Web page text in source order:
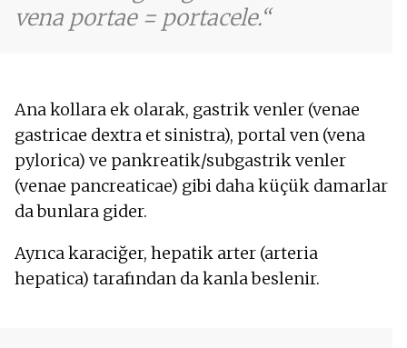
vena portae = portacele.
Ana kollara ek olarak, gastrik venler (venae
gastricae dextra et sinistra), portal ven (vena
pylorica) ve pankreatik/subgastrik venler
(venae pancreaticae) gibi daha küçük damarlar
da bunlara gider.
Ayrıca karaciğer, hepatik arter (arteria
hepatica) tarafından da kanla beslenir.